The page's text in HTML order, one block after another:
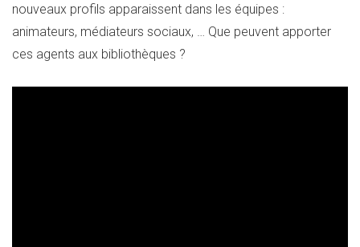
nouveaux profils apparaissent dans les équipes :
animateurs, médiateurs sociaux, … Que peuvent apporter
ces agents aux bibliothèques ?